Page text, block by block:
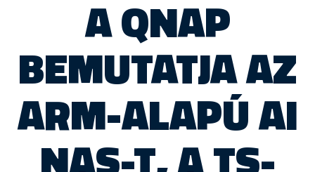
A QNAP
BEMUTATJA AZ
ARM-ALAPÚ AI